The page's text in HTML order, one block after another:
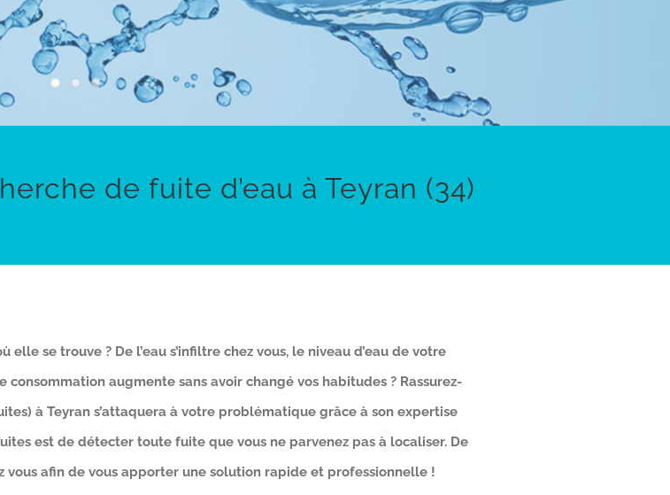
de fuite d’eau à Teyran (34)
elle se trouve ? De l’eau s’infiltre chez vous, le niveau d’eau de votre
augmente sans avoir changé vos habitudes ? Rassurez-
à Teyran s’attaquera à votre problématique grâce à son expertise
est de détecter toute fuite que vous ne parvenez pas à localiser. De
afin de vous apporter une solution rapide et professionnelle !